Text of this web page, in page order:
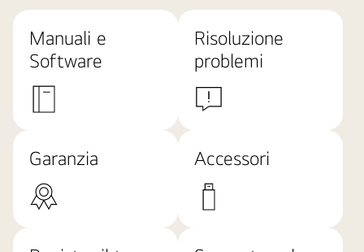
Manuali e
Software
Risoluzione
problemi
Garanzia Accessori